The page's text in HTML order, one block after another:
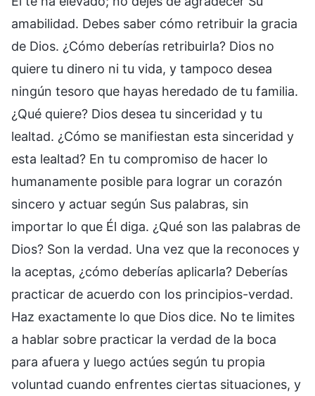
amabilidad. Debes saber cómo retribuir la gracia
de Dios. ¿Cómo deberías retribuirla? Dios no
quiere tu dinero ni tu vida, y tampoco desea
ningún tesoro que hayas heredado de tu familia.
¿Qué quiere? Dios desea tu sinceridad y tu
lealtad. ¿Cómo se manifiestan esta sinceridad y
esta lealtad? En tu compromiso de hacer lo
humanamente posible para lograr un corazón
sincero y actuar según Sus palabras, sin
importar lo que Él diga. ¿Qué son las palabras de
Dios? Son la verdad. Una vez que la reconoces y
la aceptas, ¿cómo deberías aplicarla? Deberías
practicar de acuerdo con los principios-verdad.
Haz exactamente lo que Dios dice. No te limites
a hablar sobre practicar la verdad de la boca
para afuera y luego actúes según tu propia
voluntad cuando enfrentes ciertas situaciones, y